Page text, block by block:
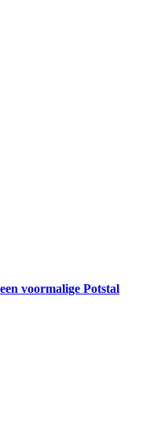
voormalige Potstal